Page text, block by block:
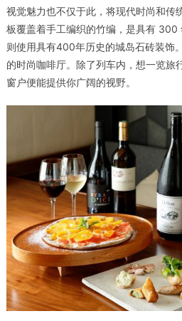
视觉魅力也不仅于此，将现代时尚和传
板覆盖着手工编织的竹编，是具有 300
则使用具有400年历史的城岛石砖装饰
的时尚咖啡厅。除了列车内，想一览旅
窗户便能提供你广阔的视野。